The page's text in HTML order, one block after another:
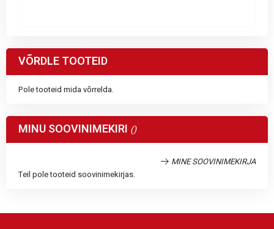
VÕRDLE TOOTEID
Pole tooteid mida võrrelda.
MINU SOOVINIMEKIRI
MINE SOOVINIMEKIRJA
Teil pole tooteid soovinimekirjas.